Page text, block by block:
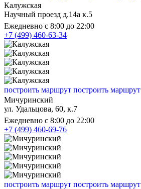
Калужская
Научный проезд д.14а к.5
Ежедневно с 8:00 до 22:00
+7 (499) 460-63-34
построить маршрут построить маршрут
Мичуринский
ул. Удальцова, 60, к.7
Ежедневно с 8:00 до 22:00
+7 (499) 460-69-76
построить маршрут построить маршрут